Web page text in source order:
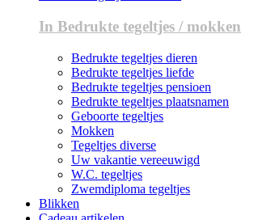
In Bedrukte tegeltjes / mokken
Bedrukte tegeltjes dieren
Bedrukte tegeltjes liefde
Bedrukte tegeltjes pensioen
Bedrukte tegeltjes plaatsnamen
Geboorte tegeltjes
Mokken
Tegeltjes diverse
Uw vakantie vereeuwigd
W.C. tegeltjes
Zwemdiploma tegeltjes
Blikken